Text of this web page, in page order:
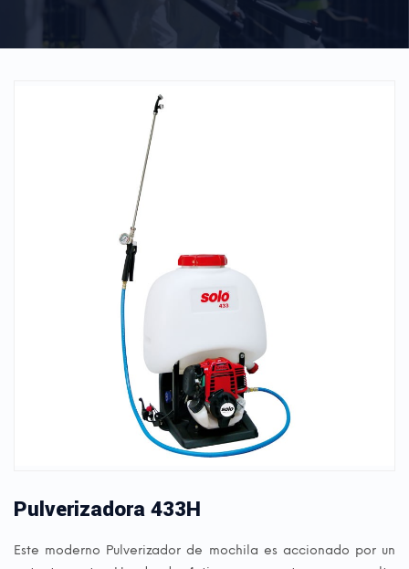
Pulverizadora 433H
Este moderno Pulverizador de mochila es accionado por un